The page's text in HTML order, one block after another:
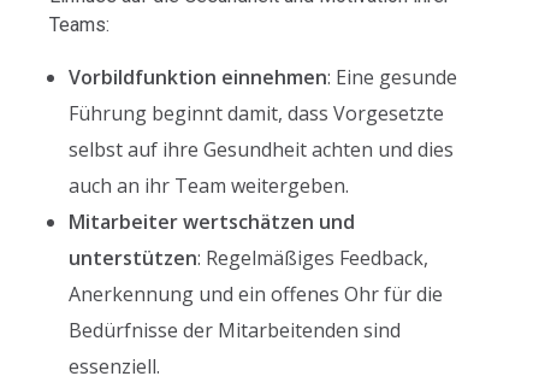
Teams:
Vorbildfunktion einnehmen: Eine gesunde
Führung beginnt damit, dass Vorgesetzte
selbst auf ihre Gesundheit achten und dies
auch an ihr Team weitergeben.
Mitarbeiter wertschätzen und
unterstützen: Regelmäßiges Feedback,
Anerkennung und ein offenes Ohr für die
Bedürfnisse der Mitarbeitenden sind
essenziell.